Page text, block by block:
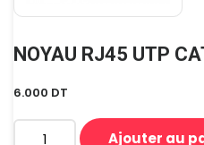
NOYAU RJ45 UTP
6.000 DT
Ajouter au